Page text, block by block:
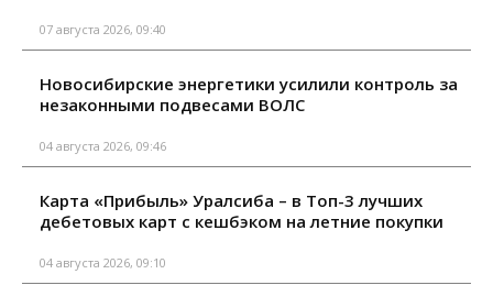
07 августа 2026, 09:40
Новосибирские энергетики усилили контроль за
незаконными подвесами ВОЛС
04 августа 2026, 09:46
Карта «Прибыль» Уралсиба – в Топ-3 лучших
дебетовых карт с кешбэком на летние покупки
04 августа 2026, 09:10